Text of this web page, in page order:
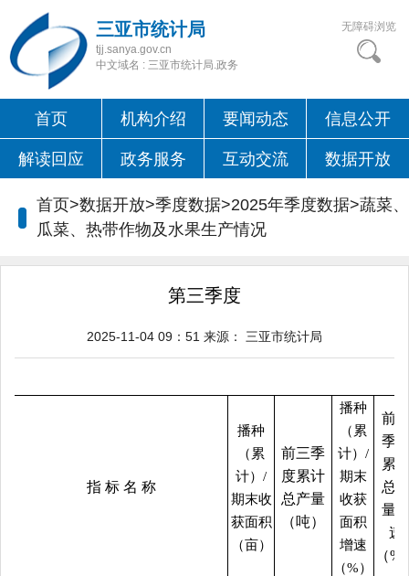
三亚市统计局
tjj.sanya.gov.cn
中文域名 : 三亚市统计局.政务
无障碍浏览
首页 机构介绍 要闻动态 信息公开
解读回应 政务服务 互动交流 数据开放
首页>数据开放>季度数据>2025年季度数据>蔬菜、
瓜菜、热带作物及水果生产情况
第三季度
2025-11-04 09：51 来源： 三亚市统计局
指 标 名 称
播种
（累
计）/
期末收
获面积
（亩）
前三季
度累计
总产量
（吨）
播种
（累
计）/
期末
收获
面积
增速
（%）
前
季
累
总
量
速
（%